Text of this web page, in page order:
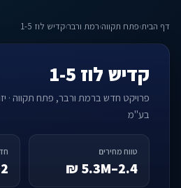
דף הבית›פתח תקווה›רמת ורבר›קדיש לוז 1-5
קדיש לוז 1-5
פרויקט חדש ברמת ורבר, פתח תקווה ·
בע"מ
טווח מחירים
2.4–5.3M ₪
2–5